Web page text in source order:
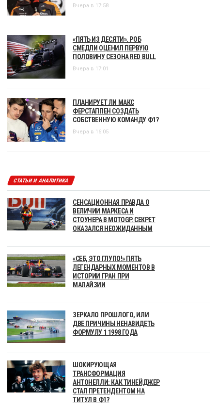
Вчера в 17:58
«ПЯТЬ ИЗ ДЕСЯТИ». РОБ
СМЕДЛИ ОЦЕНИЛ ПЕРВУЮ
ПОЛОВИНУ СЕЗОНА RED BULL
Вчера в 17:01
ПЛАНИРУЕТ ЛИ МАКС
ФЕРСТАППЕН СОЗДАТЬ
СОБСТВЕННУЮ КОМАНДУ Ф1?
Вчера в 16:05
СТАТЬИ И АНАЛИТИКА
СЕНСАЦИОННАЯ ПРАВДА О
ВЕЛИЧИИ МАРКЕСА И
СТОУНЕРА В MOTOGP. СЕКРЕТ
ОКАЗАЛСЯ НЕОЖИДАННЫМ
«СЕБ, ЭТО ГЛУПО!» ПЯТЬ
ЛЕГЕНДАРНЫХ МОМЕНТОВ В
ИСТОРИИ ГРАН ПРИ
МАЛАЙЗИИ
ЗЕРКАЛО ПРОШЛОГО, ИЛИ
ДВЕ ПРИЧИНЫ НЕНАВИДЕТЬ
ФОРМУЛУ 1 1998 ГОДА
ШОКИРУЮЩАЯ
ТРАНСФОРМАЦИЯ
АНТОНЕЛЛИ: КАК ТИНЕЙДЖЕР
СТАЛ ПРЕТЕНДЕНТОМ НА
ТИТУЛ В Ф1?